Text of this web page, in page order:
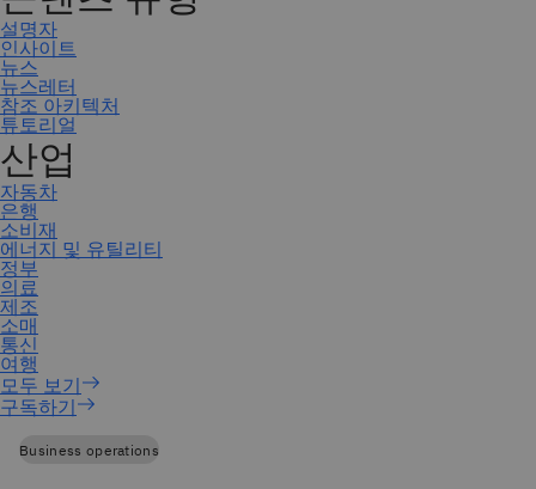
구독하기
Business operations